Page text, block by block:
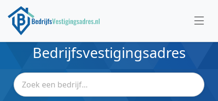
Bedrijfsvestigingsadres